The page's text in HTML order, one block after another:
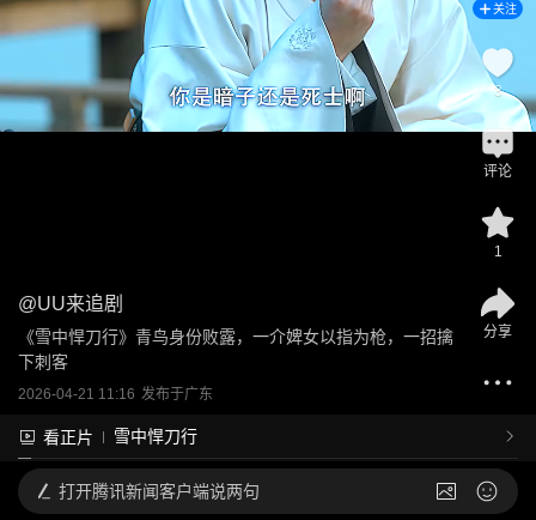
@UU来追剧
《雪中悍刀行》青鸟身份败露，一介婢女以指为枪，一招擒
下刺客
2026-04-21 11:16 发布于广东
看正片 雪中悍刀行
关注
3
评论
1
分享
打开腾讯新闻客户端说两句